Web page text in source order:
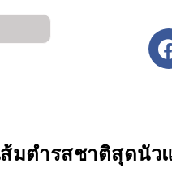
ตำรสชาติสุดนัว